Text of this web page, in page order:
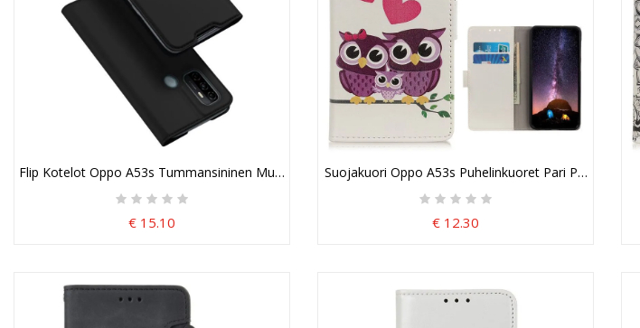
Flip Kotelot Oppo A53s Tummansininen Musta Pro Dux Ducis -Iho
€ 15.10
Suojakuori Oppo A53s Puhelinkuoret Pari Pöllöä
€ 12.30